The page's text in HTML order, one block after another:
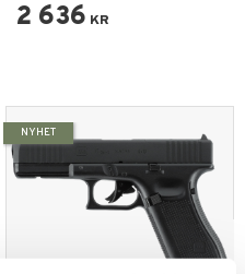
2 636 KR
NYHET